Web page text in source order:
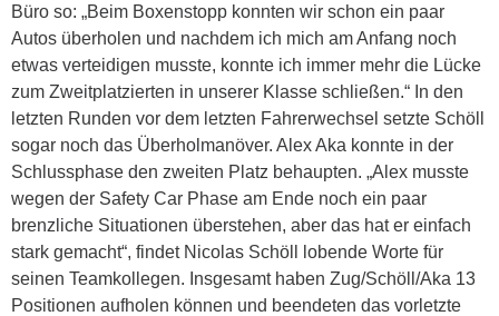
Büro so: „Beim Boxenstopp konnten wir schon ein paar
Autos überholen und nachdem ich mich am Anfang noch
etwas verteidigen musste, konnte ich immer mehr die Lücke
zum Zweitplatzierten in unserer Klasse schließen.“ In den
letzten Runden vor dem letzten Fahrerwechsel setzte Schöll
sogar noch das Überholmanöver. Alex Aka konnte in der
Schlussphase den zweiten Platz behaupten. „Alex musste
wegen der Safety Car Phase am Ende noch ein paar
brenzliche Situationen überstehen, aber das hat er einfach
stark gemacht“, findet Nicolas Schöll lobende Worte für
seinen Teamkollegen. Insgesamt haben Zug/Schöll/Aka 13
Positionen aufholen können und beendeten das vorletzte